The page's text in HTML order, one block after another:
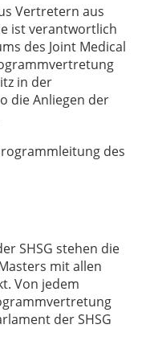
Vertretern aus
ist verantwortlich
des Joint Medical
in der
die Anliegen der
des
SHSG stehen die
mit allen
Von jedem
der SHSG